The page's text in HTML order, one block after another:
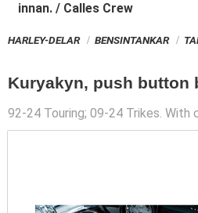
innan. / Calles Crew
HARLEY-DELAR BENSINTANKAR
Kuryakyn, push button
92-24 Touring; 09-24 Trikes.